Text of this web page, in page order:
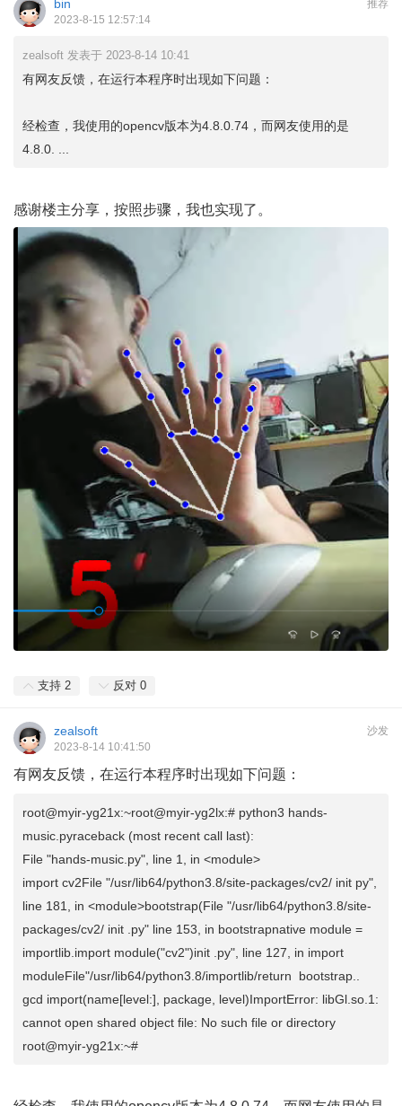
推荐
bin
2023-8-15 12:57:14
zealsoft 发表于 2023-8-14 10:41
有网友反馈，在运行本程序时出现如下问题：
经检查，我使用的opencv版本为4.8.0.74，而网友使用的是
4.8.0. ...
感谢楼主分享，按照步骤，我也实现了。
支持 2 反对 0
沙发
zealsoft
2023-8-14 10:41:50
有网友反馈，在运行本程序时出现如下问题：
root@myir-yg21x:~root@myir-yg2lx:# python3 hands-
music.pyraceback (most recent call last):
File "hands-music.py", line 1, in <module>
import cv2File "/usr/lib64/python3.8/site-packages/cv2/ init py",
line 181, in <module>bootstrap(File "/usr/lib64/python3.8/site-
packages/cv2/ init .py" line 153, in bootstrapnative module =
importlib.import module("cv2")init .py", line 127, in import
moduleFile"/usr/lib64/python3.8/importlib/return bootstrap..
gcd import(name[level:], package, level)ImportError: libGl.so.1:
cannot open shared object file: No such file or directory
root@myir-yg21x:~#